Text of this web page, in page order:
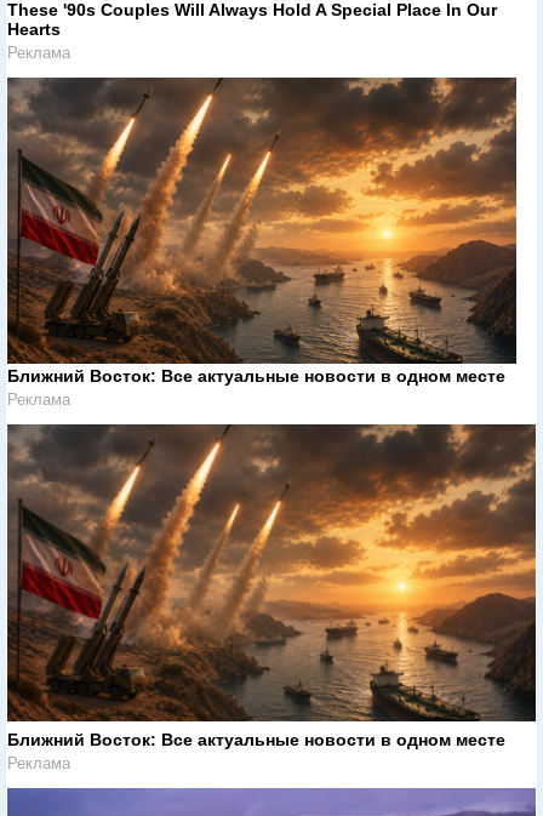
These '90s Couples Will Always Hold A Special Place In Our
Hearts
Реклама
Ближний Восток: Все актуальные новости в одном месте
Реклама
Ближний Восток: Все актуальные новости в одном месте
Реклама